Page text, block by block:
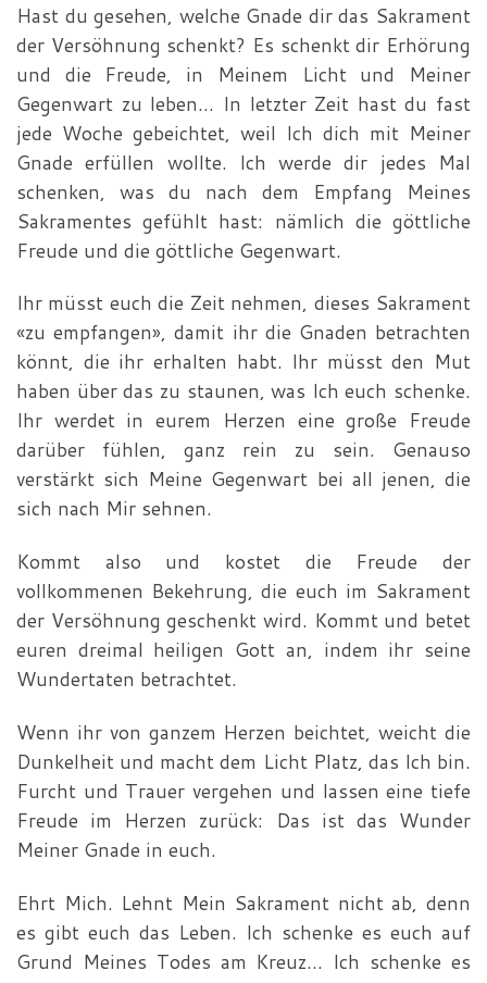
Hast du gesehen, welche Gnade dir das Sakrament
der Ver­söhnung schenkt? Es schenkt dir Erhörung
und die Freude, in Meinem Licht und Meiner
Gegenwart zu leben… In letzter Zeit hast du fast
jede Woche gebeichtet, weil Ich dich mit Meiner
Gnade erfüllen wollte. Ich werde dir jedes Mal
schen­ken, was du nach dem Empfang Meines
Sakramentes gefühlt hast: nämlich die göttliche
Freude und die göttliche Gegen­wart.
Ihr müsst euch die Zeit nehmen, dieses Sakrament
«zu empfangen», damit ihr die Gnaden betrachten
könnt, die ihr erhalten habt. Ihr müsst den Mut
haben über das zu staunen, was Ich euch schenke.
Ihr werdet in eurem Herzen eine große Freude
darüber fühlen, ganz rein zu sein. Genauso
verstärkt sich Meine Gegenwart bei all jenen, die
sich nach Mir sehnen.
Kommt also und kostet die Freude der
vollkommenen Bekehrung, die euch im Sakrament
der Versöhnung geschenkt wird. Kommt und betet
euren dreimal heiligen Gott an, indem ihr seine
Wundertaten betrachtet.
Wenn ihr von ganzem Herzen beichtet, weicht die
Dunkel­heit und macht dem Licht Platz, das Ich bin.
Furcht und Trauer vergehen und lassen eine tiefe
Freude im Herzen zurück: Das ist das Wunder
Meiner Gnade in euch.
Ehrt Mich. Lehnt Mein Sakrament nicht ab, denn
es gibt euch das Leben. Ich schenke es euch auf
Grund Meines Todes am Kreuz… Ich schenke es